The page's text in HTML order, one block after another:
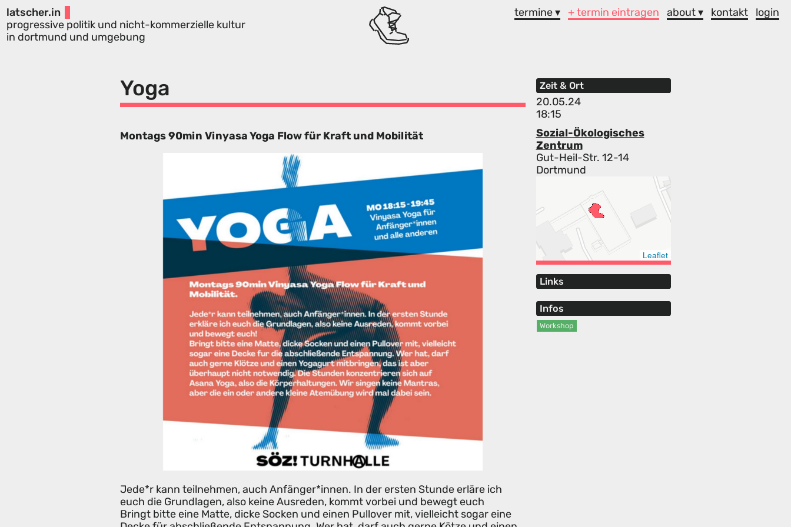
latscher.in
progressive politik und nicht-kommerzielle kultur
in dortmund und umgebung
termine ▾ + termin eintragen about ▾ kontakt login
Yoga Zeit & Ort
20.05.24
18:15
Sozial-Ökologisches
Zentrum
Gut-Heil-Str. 12-14
Dortmund
Leaflet
Links
Infos
Workshop
Montags 90min Vinyasa Yoga Flow für Kraft und Mobilität
Jede*r kann teilnehmen, auch Anfänger*innen. In der ersten Stunde erläre ich
euch die Grundlagen, also keine Ausreden, kommt vorbei und bewegt euch
Bringt bitte eine Matte, dicke Socken und einen Pullover mit, vielleicht sogar eine